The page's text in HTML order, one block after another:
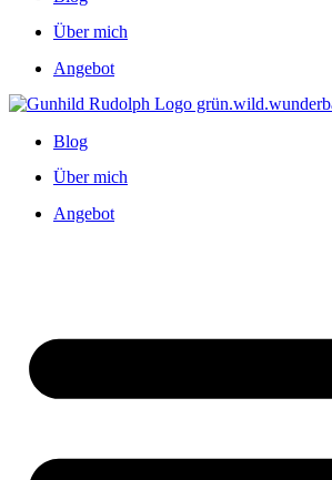
Über mich
Angebot
Blog
Über mich
Angebot